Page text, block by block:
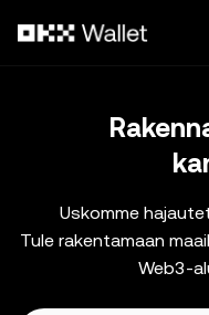
Uskomme
Tule rakentamaan
Web3-